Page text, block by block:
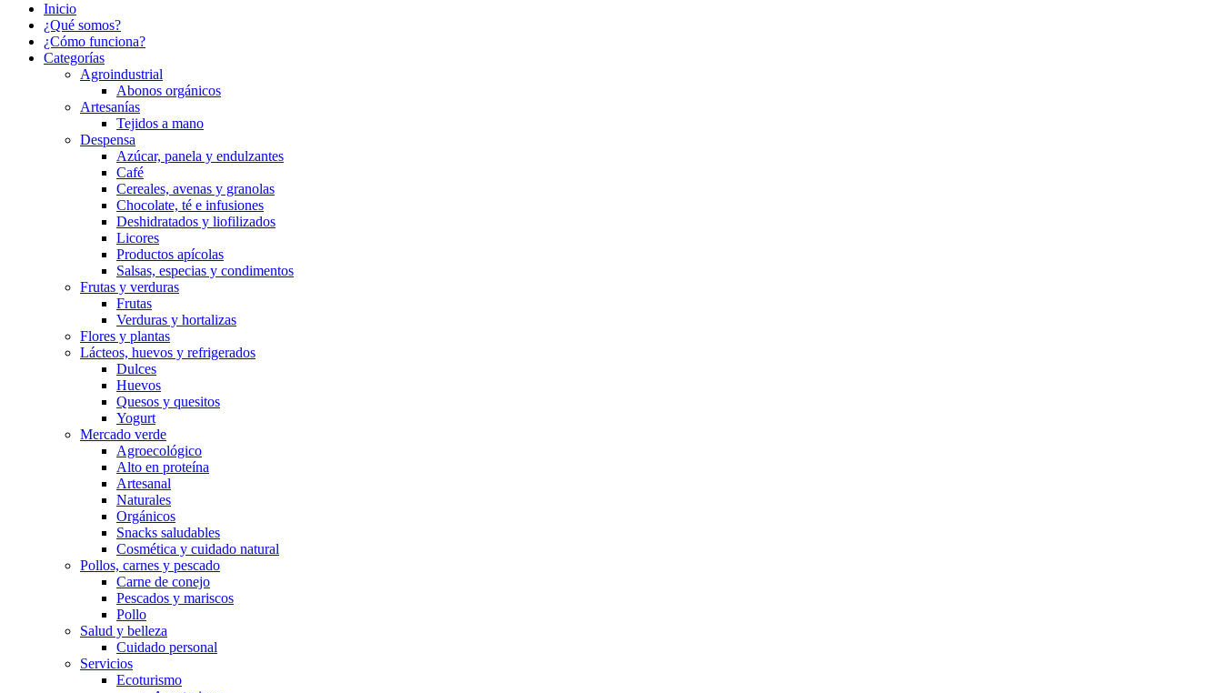
Inicio
¿Qué somos?
¿Cómo funciona?
Categorías
Agroindustrial
Abonos orgánicos
Artesanías
Tejidos a mano
Despensa
Azúcar, panela y endulzantes
Café
Cereales, avenas y granolas
Chocolate, té e infusiones
Deshidratados y liofilizados
Licores
Productos apícolas
Salsas, especias y condimentos
Frutas y verduras
Frutas
Verduras y hortalizas
Flores y plantas
Lácteos, huevos y refrigerados
Dulces
Huevos
Quesos y quesitos
Yogurt
Mercado verde
Agroecológico
Alto en proteína
Artesanal
Naturales
Orgánicos
Snacks saludables
Cosmética y cuidado natural
Pollos, carnes y pescado
Carne de conejo
Pescados y mariscos
Pollo
Salud y belleza
Cuidado personal
Servicios
Ecoturismo